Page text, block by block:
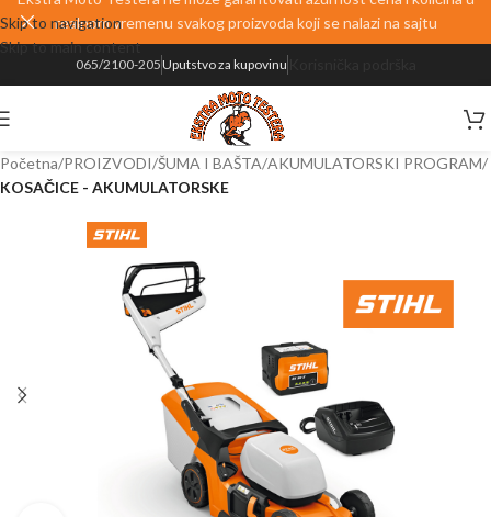
Skip to navigation
Skip to main content
realnom vremenu svakog proizvoda koji se nalazi na sajtu
065/2100-205Uputstvo za kupovinu
Početna PROIZVODI ŠUMA I BAŠTA AKUMULATORSKI PROGRAM
KOSAČICE - AKUMULATORSKE